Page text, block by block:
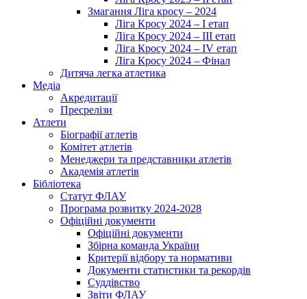
Змагання Ліга кросу – 2024
Ліга Кросу 2024 – I етап
Ліга Кросу 2024 – III етап
Ліга Кросу 2024 – IV етап
Ліга Кросу 2024 – Фінал
Дитяча легка атлетика
Медіа
Акредитації
Пресрелізи
Атлети
Біографії атлетів
Комітет атлетів
Менеджери та представники атлетів
Академія атлетів
Бібліотека
Статут ФЛАУ
Програма розвитку 2024-2028
Офіційні документи
Офіційні документи
Збірна команда України
Критерії відбору та нормативи
Документи статистики та рекордів
Суддівство
Звіти ФЛАУ